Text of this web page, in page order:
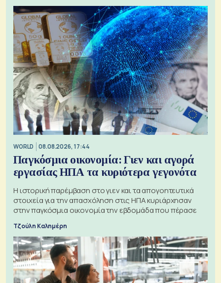
WORLD 08.08.2026, 17:44
Παγκόσμια οικονομία: Γιεν και αγορά
εργασίας ΗΠΑ τα κυριότερα γεγονότα
Η ιστορική παρέμβαση στο γιεν και τα απογοητευτικά
στοιχεία για την απασχόληση στις ΗΠΑ κυριάρχησαν
στην παγκόσμια οικονομία την εβδομάδα που πέρασε
Τζούλη Καλημέρη